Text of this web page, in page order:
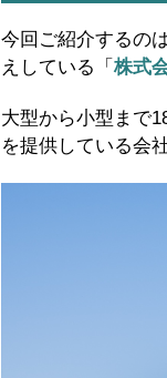
今回ご紹介するの
えしている「 株式
大型から小型まで
を提供している会